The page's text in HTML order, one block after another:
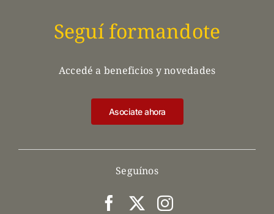
Seguínos
Seguí formandote
Accedé a beneficios y novedades
Asociate ahora